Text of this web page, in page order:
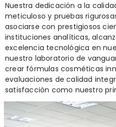
Nuestra dedicación a la
meticuloso y pruebas
asociarse con prestigiosos
instituciones analíticas,
excelencia tecnológica en
nuestro laboratorio de
crear fórmulas cosméticas
evaluaciones de calidad
satisfacción como nuestro